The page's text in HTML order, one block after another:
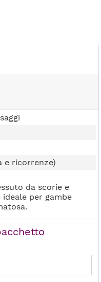
e ricorrenze)
da scorie e
per gambe